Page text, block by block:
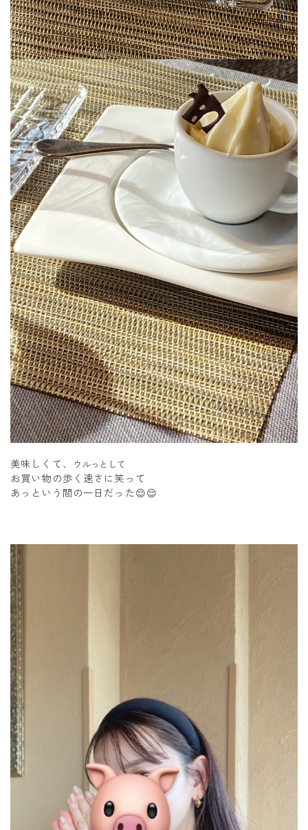
美味しくて、 ウルっとして
お買い物の歩く速さに笑って
あっという間の一日だった😌😌